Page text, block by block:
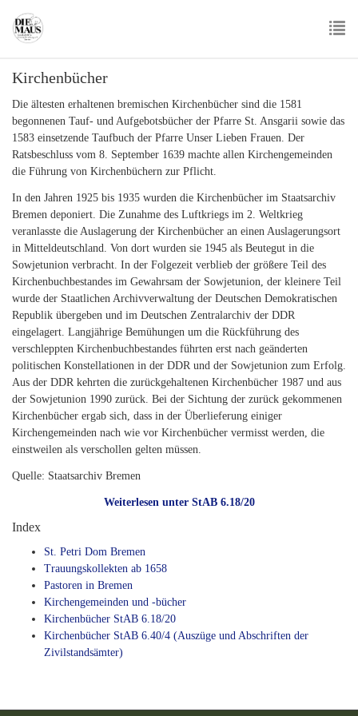
main
Kirchenbücher
Die ältesten erhaltenen bremischen Kirchenbücher sind die 1581
begonnenen Tauf- und Aufgebotsbücher der Pfarre St. Ansgarii sowie das
1583 einsetzende Taufbuch der Pfarre Unser Lieben Frauen. Der
Ratsbeschluss vom 8. September 1639 machte allen Kirchengemeinden
die Führung von Kirchenbüchern zur Pflicht.
In den Jahren 1925 bis 1935 wurden die Kirchenbücher im Staatsarchiv
Bremen deponiert. Die Zunahme des Luftkriegs im 2. Weltkrieg
veranlasste die Auslagerung der Kirchenbücher an einen Auslagerungsort
in Mitteldeutschland. Von dort wurden sie 1945 als Beutegut in die
Sowjetunion verbracht. In der Folgezeit verblieb der größere Teil des
Kirchenbuchbestandes im Gewahrsam der Sowjetunion, der kleinere Teil
wurde der Staatlichen Archivverwaltung der Deutschen Demokratischen
Republik übergeben und im Deutschen Zentralarchiv der DDR
eingelagert. Langjährige Bemühungen um die Rückführung des
verschleppten Kirchenbuchbestandes führten erst nach geänderten
politischen Konstellationen in der DDR und der Sowjetunion zum Erfolg.
Aus der DDR kehrten die zurückgehaltenen Kirchenbücher 1987 und aus
der Sowjetunion 1990 zurück. Bei der Sichtung der zurück gekommenen
Kirchenbücher ergab sich, dass in der Überlieferung einiger
Kirchengemeinden nach wie vor Kirchenbücher vermisst werden, die
einstweilen als verschollen gelten müssen.
Quelle: Staatsarchiv Bremen
Weiterlesen unter StAB 6.18/20
Index
St. Petri Dom Bremen
Trauungskollekten ab 1658
Pastoren in Bremen
Kirchengemeinden und -bücher
Kirchenbücher StAB 6.18/20
Kirchenbücher StAB 6.40/4 (Auszüge und Abschriften der
Zivilstandsämter)